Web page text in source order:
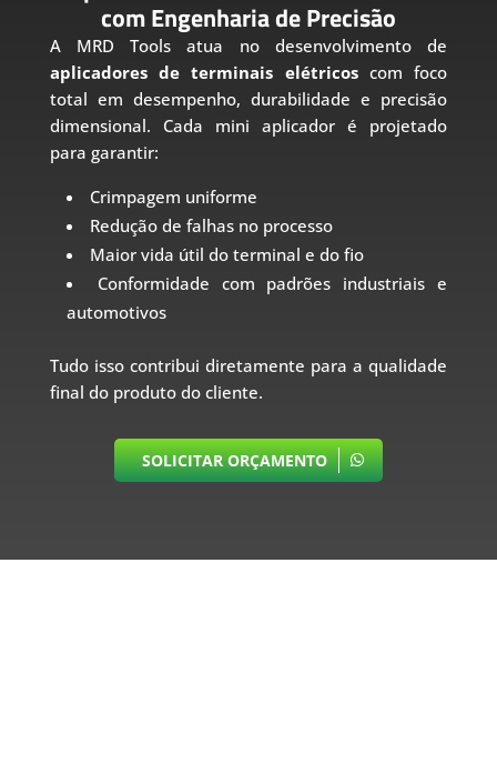
com Engenharia de Precisão
A MRD Tools atua no desenvolvimento de
aplicadores de terminais elétricoscom foco
total em desempenho, durabilidade e precisão
dimensional. Cada mini aplicador é projetado
para garantir:
Crimpagem uniforme
Redução de falhas no processo
Maior vida útil do terminal e do fio
Conformidade com padrões industriais e
automotivos
Tudo isso contribui diretamente para a qualidade
final do produto do cliente.
SOLICITAR ORÇAMENTO